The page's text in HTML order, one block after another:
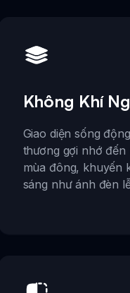
Không Khí
Giao diện sống
thương gợi nhớ
mùa đông, khuyến
sáng như ánh đèn